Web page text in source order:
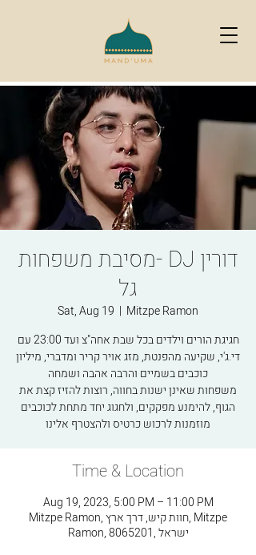
מסיבת משפחות- DJ דורין
גל
Sat, Aug 19
  |
Mitzpe Ramon
חגיגת הורים וילדים בכל שבת אחה"צ ועד 23:00 עם
די.ג'י, שקיעה מהפנטת, מזג אויר קריר ומדברי, מיליון
כוכבים בשמיים והרבה אהבה ושמחה
משפחות שאינן ישנות בחווה, רוצות להזיז קצת את
הגוף, להימנע מפקקים, ולחגוג יחד מתחת לכוכבים
מוזמנות לרכוש כרטיס ולהצטרף אלינו
Time & Location
Aug 19, 2023, 5:00 PM – 11:00 PM
Mitzpe Ramon, חוות קיש, דרך ארץ, Mitzpe
Ramon, 8065201, ישראל